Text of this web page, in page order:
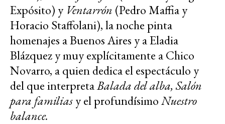
Expósito) y Ventarrón (Pedro Maffia y
Horacio Staffolani), la noche pinta
homenajes a Buenos Aires y a Eladia
Blázquez y muy explícitamente a Chico
Novarro, a quien dedica el espectáculo y
del que interpretaBalada del alba, Salón
para familiasy el profundísimoNuestro
balance.